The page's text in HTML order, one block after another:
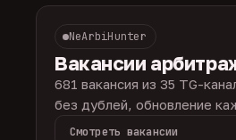
NeArbiHunter
Вакансии
681 вакансия из 35 TG-
без дублей, обновление
Смотреть вакансии